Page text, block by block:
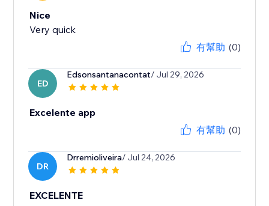
Nice
Very quick
有幫助 (0)
ED
Edsonsantanacontat/ Jul 29, 2026
Excelente app
有幫助 (0)
DR
Drremioliveira/ Jul 24, 2026
EXCELENTE